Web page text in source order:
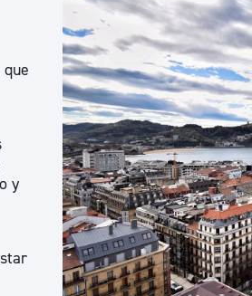
Igualdad, Derechos
Cultura
Turismo
y